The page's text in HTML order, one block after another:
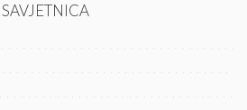
SAVJETNICA